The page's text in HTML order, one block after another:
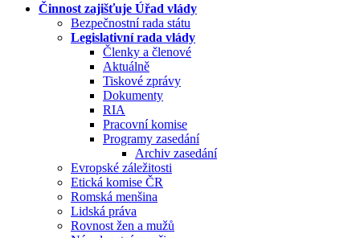
Činnost zajišťuje Úřad vlády
Bezpečnostní rada státu
Legislativní rada vlády
Členky a členové
Aktuálně
Tiskové zprávy
Dokumenty
RIA
Pracovní komise
Programy zasedání
Archiv zasedání
Evropské záležitosti
Etická komise ČR
Romská menšina
Lidská práva
Rovnost žen a mužů